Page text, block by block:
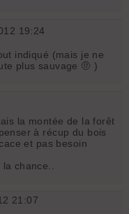
19:24
indiqué (mais je ne
plus sauvage 🤨 )
la montée de la forêt
à récup du bois
et pas besoin
chance..
21:07